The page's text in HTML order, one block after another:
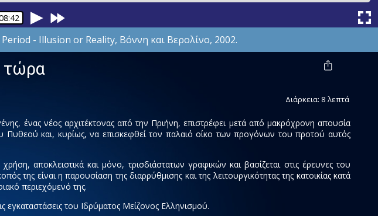
- Illusion or Reality, Βόννη και Βερολίνο, 2002.
τώρα
Διάρκεια: 8 λεπτά
ένας νέος αρχιτέκτονας από την Πριήνη, επιστρέφει μετά από μακρόχρονη απουσία
Πυθεού και, κυρίως, να επισκεφθεί τον παλαιό οίκο των προγόνων του προτού αυτός
αποκλειστικά και μόνο, τρισδιάστατων γραφικών και βασίζεται στις έρευνες του
είναι η παρουσίαση της διαρρύθμισης και της λειτουργικότητας της κατοικίας κατά
περιεχόμενό της.
του Ιδρύματος Μείζονος Ελληνισμού.